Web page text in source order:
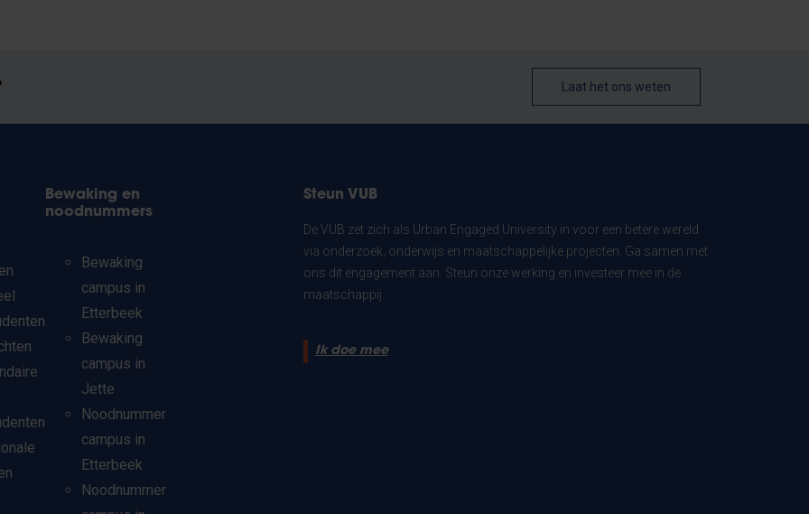
Laat het ons weten
Bewaking en
noodnummers
Bewaking
campus in
Etterbeek
Bewaking
campus in
Jette
Noodnummer
campus in
Etterbeek
Noodnummer
Steun VUB
De VUB zet zich als Urban Engaged University in voor een betere wereld
via onderzoek, onderwijs en maatschappelijke projecten. Ga samen met
ons dit engagement aan. Steun onze werking en investeer mee in de
maatschappij.
Ik doe mee